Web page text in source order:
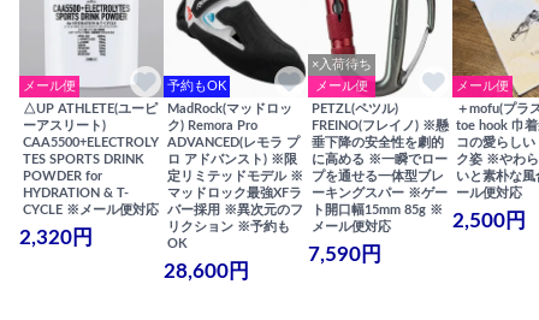
メール便
△UP ATHLETE(ユーピ
ーアスリート)
CAA5500+ELECTROLY
TES SPORTS DRINK
POWDER for
HYDRATION & T-
CYCLE ※メール便対応
2,320円
予約もOK
MadRock(マッドロッ
ク) Remora Pro
ADVANCED(レモラ プ
ロ アドバンスト) ※限
定リミテッドモデル ※
マッドロック最強XFラ
バー採用 ※異次元のフ
リクション ※予約も
OK
28,600円
×入荷待ち
メール便
PETZL(ペツル)
FREINO(フレイノ) ※懸
垂下降の安全性を劇的
に高める ※一瞬でロー
プを通せる一体型ブレ
ーキングスパー ※ゲー
ト開口幅15mm 85g ※
メール便対応
7,590円
メール便
＋mofu(プラ
toe hook 巾
コの愛らしい
ク姿 ※やわ
いと素朴な
ール便対応
2,500円